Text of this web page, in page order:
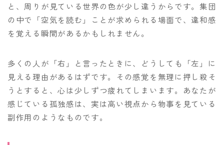
と、周りが見ている世界の色が少し違うからです。集団
の中で「空気を読む」ことが求められる場面で、違和感
を覚える瞬間があるかもしれません。
多くの人が「右」と言ったときに、どうしても「左」に
見える理由があるはずです。その感覚を無理に押し殺そ
うとすると、心は少しずつ疲れてしまいます。あなたが
感じている孤独感は、実は高い視点から物事を見ている
副作用のようなものです。